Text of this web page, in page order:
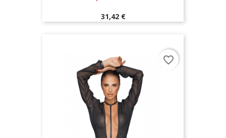
Prix
31,42 €
favorite_border